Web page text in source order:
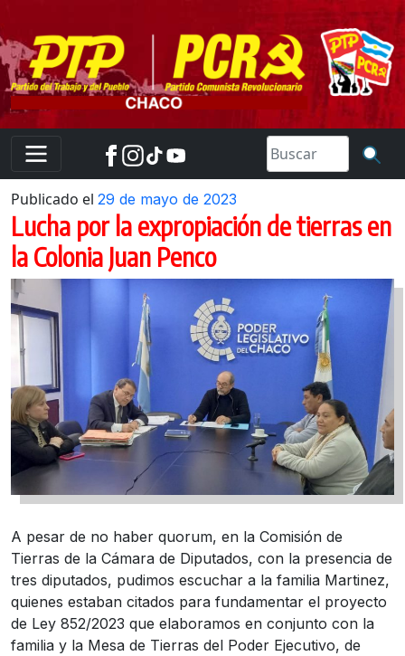
to
content
Publicado el 29 de mayo de 2023
Lucha por la expropiación de tierras en
la Colonia Juan Penco
A pesar de no haber quorum, en la Comisión de
Tierras de la Cámara de Diputados, con la presencia de
tres diputados, pudimos escuchar a la familia Martinez,
quienes estaban citados para fundamentar el proyecto
de Ley 852/2023 que elaboramos en conjunto con la
familia y la Mesa de Tierras del Poder Ejecutivo, de